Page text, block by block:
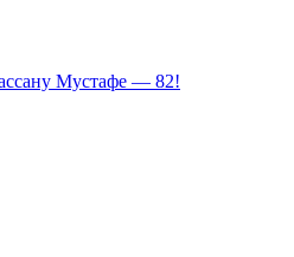
Мустафе — 82!